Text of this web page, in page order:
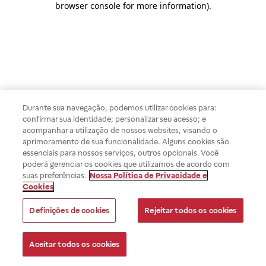
browser console for more information).
Durante sua navegação, podemos utilizar cookies para:
confirmar sua identidade; personalizar seu acesso; e
acompanhar a utilização de nossos websites, visando o
aprimoramento de sua funcionalidade. Alguns cookies são
essenciais para nossos serviços, outros opcionais. Você
poderá gerenciar os cookies que utilizamos de acordo com
suas preferências. Nossa Política de Privacidade e
Cookies
Definições de cookies Rejeitar todos os cookies
Aceitar todos os cookies